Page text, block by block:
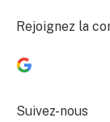
Rejoignez la
Suivez-nous